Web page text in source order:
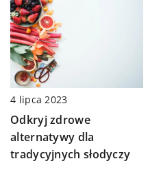
4 lipca 2023
Odkryj zdrowe
alternatywy dla
tradycyjnych słodyczy